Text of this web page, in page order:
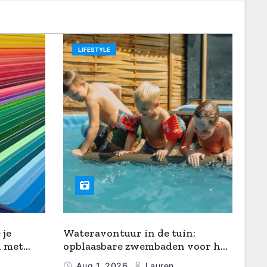
je
met
LIFESTYLE
Wateravontuur in de tuin:
opblaasbare zwembaden voor het
gezin